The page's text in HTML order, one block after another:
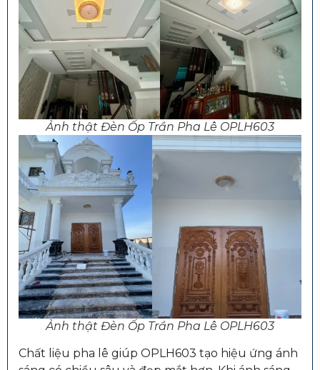
Ảnh thật Đèn Ốp Trần Pha Lê OPLH603
Ảnh thật Đèn Ốp Trần Pha Lê OPLH603
Chất liệu pha lê giúp OPLH603 tạo hiệu ứng ánh